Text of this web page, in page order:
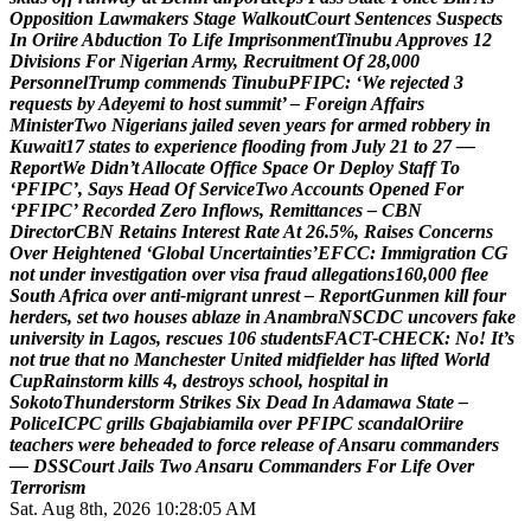
Opposition Lawmakers Stage WalkoutCourt Sentences Suspects
In OriireAbduction To Life ImprisonmentTinubuApproves 12
Divisions For Nigerian Army, Recruitment Of 28,000
PersonnelTrump commends TinubuPFIPC: ‘We rejected 3
requests byAdeyemi to host summit’ – Foreign Affairs
MinisterTwo Nigerians jailed seven years for armed robbery in
Kuwait17 states to experience flooding from July 21 to 27 —
ReportWe Didn’tAllocate Office Space Or Deploy Staff To
‘PFIPC’, Says Head Of ServiceTwoAccounts Opened For
‘PFIPC’ Recorded Zero Inflows, Remittances – CBN
DirectorCBN Retains Interest RateAt 26.5%, Raises Concerns
Over Heightened ‘Global Uncertainties’EFCC: Immigration CG
not under investigation over visa fraud allegations160,000 flee
South Africa over anti-migrant unrest – ReportGunmen kill four
herders, set two houses ablaze in AnambraNSCDC uncovers fake
university in Lagos, rescues 106 studentsFACT-CHECK: No! It’s
not true that no Manchester United midfielder has lifted World
CupRainstorm kills 4, destroys school, hospital in
SokotoThunderstorm Strikes Six Dead In Adamawa State –
PoliceICPC grills Gbajabiamila over PFIPC scandalOriire
teachers were beheaded to force release ofAnsaru commanders
— DSSCourt Jails TwoAnsaru Commanders For Life Over
Terrorism
Sat. Aug 8th, 2026 10:28:06 AM